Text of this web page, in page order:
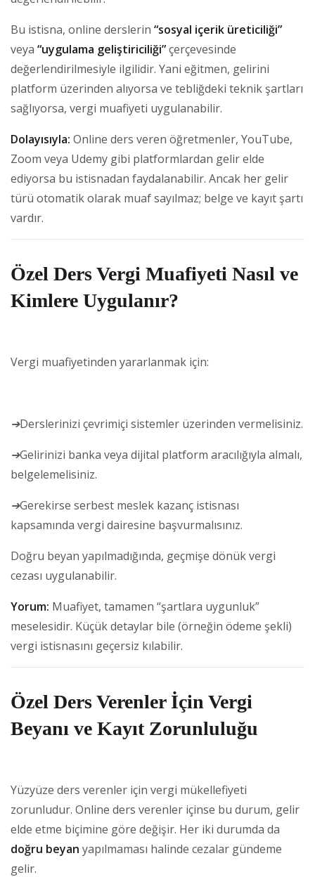
Bu istisna, online derslerin “sosyal içerik üreticiliği”
veya “uygulama geliştiriciliği”çerçevesinde
değerlendirilmesiyle ilgilidir. Yani eğitmen, gelirini
platform üzerinden alıyorsa ve tebliğdeki teknik şartları
sağlıyorsa, vergi muafiyeti uygulanabilir.
Dolayısıyla: Online ders veren öğretmenler, YouTube,
Zoom veya Udemy gibi platformlardan gelir elde
ediyorsa bu istisnadan faydalanabilir. Ancak her gelir
türü otomatik olarak muaf sayılmaz; belge ve kayıt şartı
vardır.
Özel Ders Vergi Muafiyeti Nasıl ve
Kimlere Uygulanır?
Vergi muafiyetinden yararlanmak için:
➔Derslerinizi çevrimiçi sistemler üzerinden vermelisiniz.
➔Gelirinizi banka veya dijital platform aracılığıyla almalı,
belgelemelisiniz.
➔Gerekirse serbest meslek kazanç istisnası
kapsamında vergi dairesine başvurmalısınız.
Doğru beyan yapılmadığında, geçmişe dönük vergi
cezası uygulanabilir.
Yorum: Muafiyet, tamamen “şartlara uygunluk”
meselesidir. Küçük detaylar bile (örneğin ödeme şekli)
vergi istisnasını geçersiz kılabilir.
Özel Ders Verenler İçin Vergi
Beyanı ve Kayıt Zorunluluğu
Yüzyüze ders verenler için vergi mükellefiyeti
zorunludur. Online ders verenler içinse bu durum, gelir
elde etme biçimine göre değişir. Her iki durumda da
doğru beyan yapılmaması halinde cezalar gündeme
gelir.